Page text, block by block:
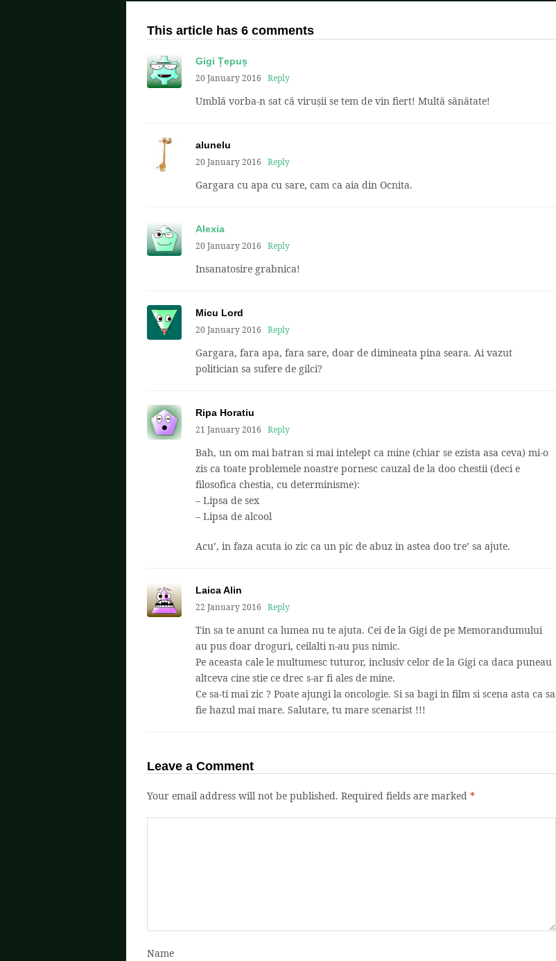
This article has 6 comments
Gigi Țepuș
20 January 2016
Reply
Umblă vorba-n sat că virușii se tem de vin fiert! Multă sănătate!
alunelu
20 January 2016
Reply
Gargara cu apa cu sare, cam ca aia din Ocnita.
Alexia
20 January 2016
Reply
Insanatosire grabnica!
Micu Lord
20 January 2016
Reply
Gargara, fara apa, fara sare, doar de dimineata pina seara. Ai vazut
politician sa sufere de gilci?
Ripa Horatiu
21 January 2016
Reply
Bah, un om mai batran si mai intelept ca mine (chiar se ezista asa ceva) mi-o
zis ca toate problemele noastre pornesc cauzal de la doo chestii (deci e
filosofica chestia, cu determinisme):
– Lipsa de sex
– Lipsa de alcool
Acu’, in faza acuta io zic ca un pic de abuz in astea doo tre’ sa ajute.
Laica Alin
22 January 2016
Reply
Tin sa te anunt ca lumea nu te ajuta. Cei de la Gigi de pe Memorandumului
au pus doar droguri, ceilalti n-au pus nimic.
Pe aceasta cale le multumesc tuturor, inclusiv celor de la Gigi ca daca puneau
altceva cine stie ce drec s-ar fi ales de mine.
Ce sa-ti mai zic ? Poate ajungi la oncologie. Si sa bagi in film si scena asta ca sa
fie hazul mai mare. Salutare, tu mare scenarist !!!
Leave a Comment
Your email address will not be published. Required fields are marked *
Name